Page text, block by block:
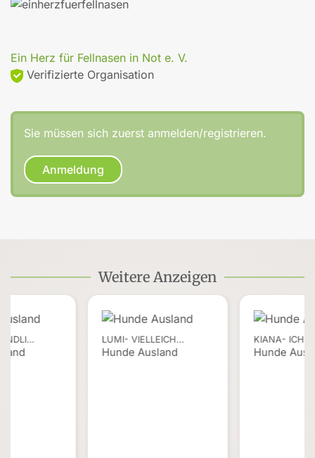
Ein Herz für Fellnasen in Not e. V.
Verifizierte Organisation
Sie müssen sich zuerst anmelden/registrieren.
Anmeldung
Weitere Anzeigen
LUMI- VIELLEICH…
Hunde Ausland
KIANA- ICH
Hunde